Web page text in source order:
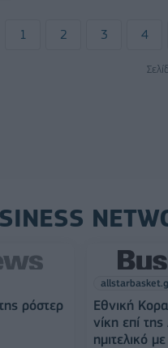
1 2 3 4
ρόστερ
Εθνική
νίκη επί
ημιτελικό